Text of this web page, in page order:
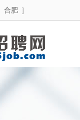
合肥 ]